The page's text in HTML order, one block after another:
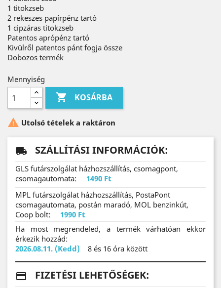
1 titokzseb
2 rekeszes papírpénz tartó
1 cipzáras titokzseb
Patentos aprópénz tartó
Kivülről patentos pánt fogja össze
Dobozos termék
Mennyiség
 KOSÁRBA
 Utolsó tételek a raktáron
local_shipping SZÁLLÍTÁSI INFORMÁCIÓK:
GLS futárszolgálat házhozszállítás, csomagpont,
csomagautomata:
1490 Ft
MPL futárszolgálat házhozszállítás, PostaPont
csomagautomata, postán maradó, MOL benzinkút,
Coop bolt:
1990 Ft
Ha most megrendeled, a termék várhatóan ekkor
érkezik hozzád:
2026.08.11. (Kedd)
8 és 16 óra között
paymentsFIZETÉSI LEHETŐSÉGEK: